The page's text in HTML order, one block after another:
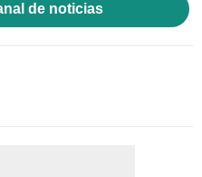
de noticias